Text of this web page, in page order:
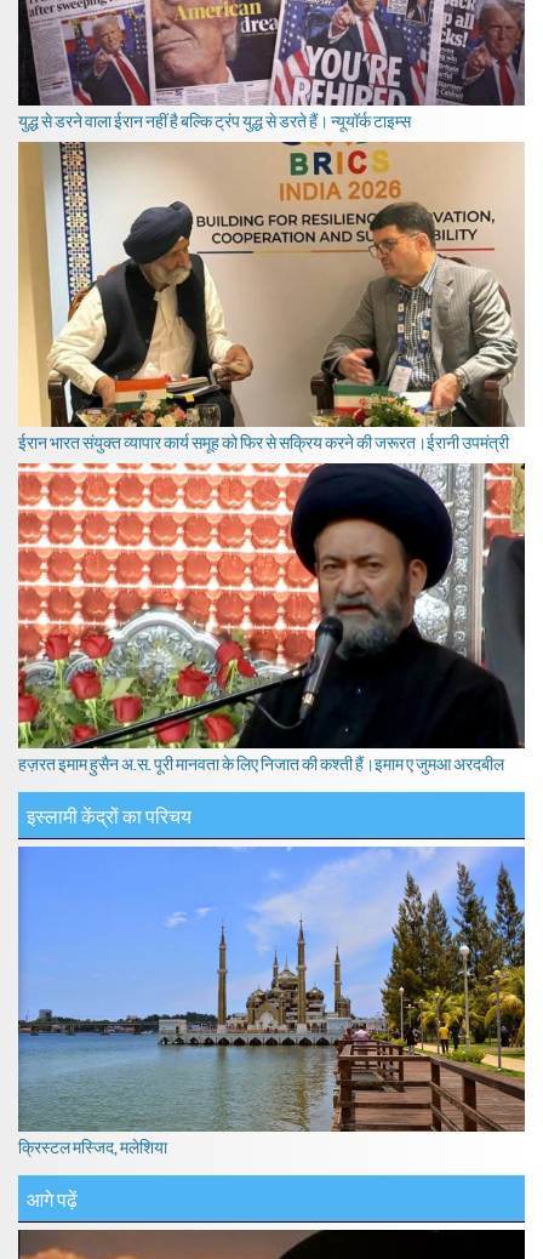
युद्ध से डरने वाला ईरान नहीं है बल्कि ट्रंप युद्ध से डरते हैं। न्यूयॉर्क टाइम्स
ईरान भारत संयुक्त व्यापार कार्य समूह को फिर से सक्रिय करने की जरूरत।ईरानी उपमंत्री
हज़रत इमाम हुसैन अ.स. पूरी मानवता के लिए निजात की कश्ती हैं।इमाम ए जुमआ अरदबील
इस्लामी केंद्रों का परिचय
क्रिस्टल मस्जिद, मलेशिया
आगे पढ़ें